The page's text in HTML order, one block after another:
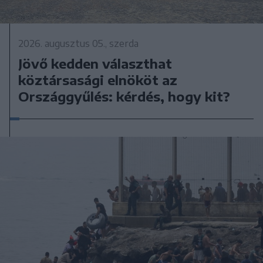
2026. augusztus 05., szerda
Jövő kedden választhat
köztársasági elnököt az
Országgyűlés: kérdés, hogy kit?